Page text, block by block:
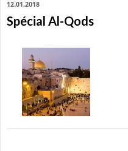
12.01.2018
Spécial Al-Qods